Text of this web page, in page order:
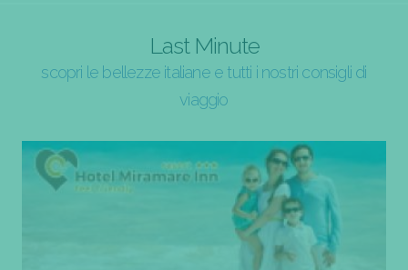
Last Minute
scopri le bellezze italiane e tutti i nostri consigli di
viaggio